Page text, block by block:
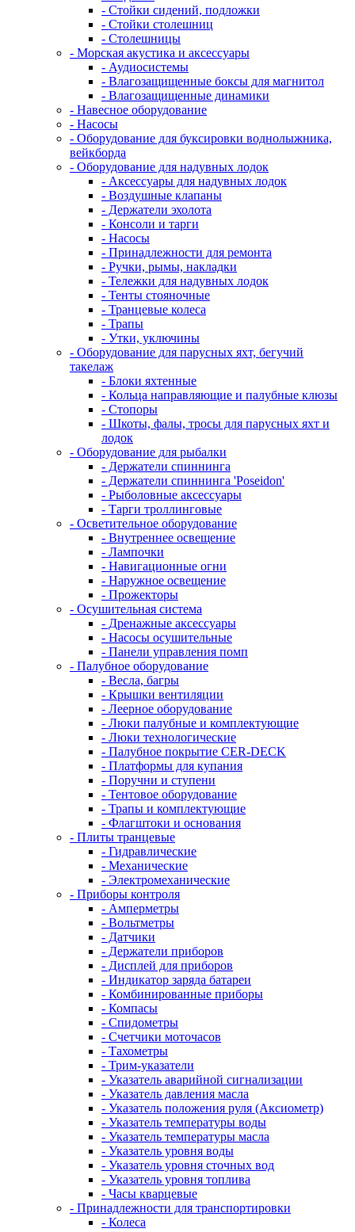
- Стойки сидений, подложки
- Стойки столешниц
- Столешницы
- Морская акустика и аксессуары
- Аудиосистемы
- Влагозащищенные боксы для магнитол
- Влагозащищенные динамики
- Навесное оборудование
- Насосы
- Оборудование для буксировки воднолыжника,
вейкборда
- Оборудование для надувных лодок
- Аксессуары для надувных лодок
- Воздушные клапаны
- Держатели эхолота
- Консоли и тарги
- Насосы
- Принадлежности для ремонта
- Ручки, рымы, накладки
- Тележки для надувных лодок
- Тенты стояночные
- Транцевые колеса
- Трапы
- Утки, уключины
- Оборудование для парусных яхт, бегучий
такелаж
- Блоки яхтенные
- Кольца направляющие и палубные клюзы
- Стопоры
- Шкоты, фалы, тросы для парусных яхт и
лодок
- Оборудование для рыбалки
- Держатели спиннинга
- Держатели спиннинга 'Poseidon'
- Рыболовные аксессуары
- Тарги троллинговые
- Осветительное оборудование
- Внутреннее освещение
- Лампочки
- Навигационные огни
- Наружное освещение
- Прожекторы
- Осушительная система
- Дренажные аксессуары
- Насосы осушительные
- Панели управления помп
- Палубное оборудование
- Весла, багры
- Крышки вентиляции
- Леерное оборудование
- Люки палубные и комплектующие
- Люки технологические
- Палубное покрытие CER-DECK
- Платформы для купания
- Поручни и ступени
- Тентовое оборудование
- Трапы и комплектующие
- Флагштоки и основания
- Плиты транцевые
- Гидравлические
- Механические
- Электромеханические
- Приборы контроля
- Амперметры
- Вольтметры
- Датчики
- Держатели приборов
- Дисплей для приборов
- Индикатор заряда батареи
- Комбинированные приборы
- Компасы
- Спидометры
- Счетчики моточасов
- Тахометры
- Трим-указатели
- Указатель аварийной сигнализации
- Указатель давления масла
- Указатель положения руля (Аксиометр)
- Указатель температуры воды
- Указатель температуры масла
- Указатель уровня воды
- Указатель уровня сточных вод
- Указатель уровня топлива
- Часы кварцевые
- Принадлежности для транспортировки
- Колеса